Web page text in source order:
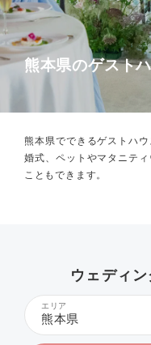
熊本県のゲスト
熊本県でできるゲストハ
婚式、ペットやマタニテ
こともできます。
ウェディ
エリア
熊本県